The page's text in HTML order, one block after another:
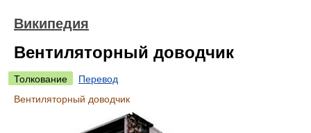
Википедия
Вентиляторный доводчик
Толкование
Перевод
Вентиляторный доводчик